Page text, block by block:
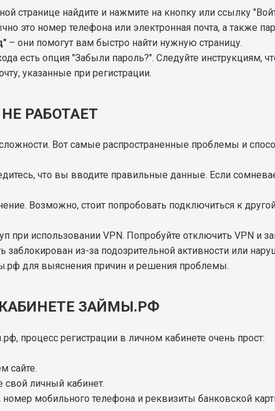
странице найдите и нажмите на кнопку или ссылку
это номер телефона или электронная почта, а также
– они помогут вам быстро найти нужную страницу.
есть опция "Забыли пароль?". Следуйте инструкциям,
указанные при регистрации.
РАБОТАЕТ
Вот самые распространенные проблемы и
что вы вводите правильные данные. Если
Возможно, стоит попробовать подключиться к
при использовании VPN. Попробуйте отключить VPN и
заблокирован из-за подозрительной активности или
для выяснения причин и решения проблемы.
ЗАЙМЫ.РФ
процесс регистрации в личном кабинете очень прост:
сайте.
свой личный кабинет.
мобильного телефона и реквизиты банковской